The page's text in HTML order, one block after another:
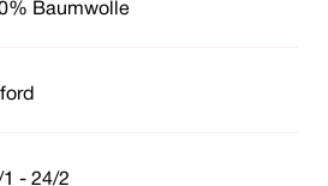
Baumwolle
1 - 24/2